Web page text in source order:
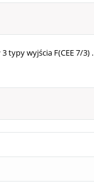
typy wyjścia F(CEE 7/3) .